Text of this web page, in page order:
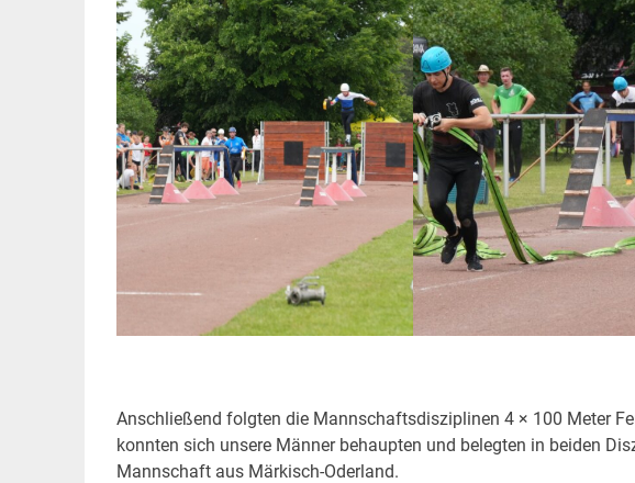
Anschließend folgten die Mannschaftsdisziplinen 4 × 100 Meter
konnten sich unsere Männer behaupten und belegten in beiden
Mannschaft aus Märkisch-Oderland.